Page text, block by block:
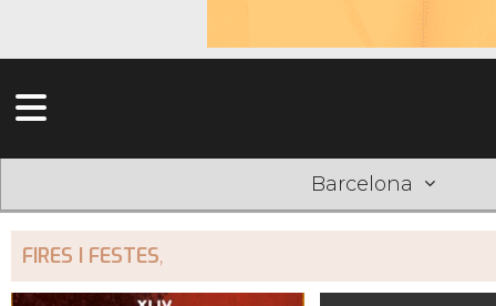
Barcelona
FIRES I FESTES,